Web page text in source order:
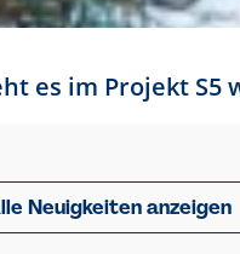
es im Projekt S5
Neuigkeiten anzeigen